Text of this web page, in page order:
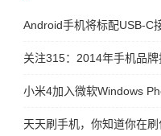
Android手机将标配USB-C
关注315：2014年手机品
小米4加入微软Windows
天天刷手机，你知道你在刷